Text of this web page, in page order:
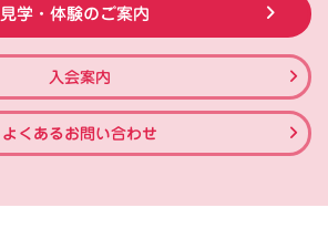
見学・体験のご案内
入会案内
よくあるお問い合わせ